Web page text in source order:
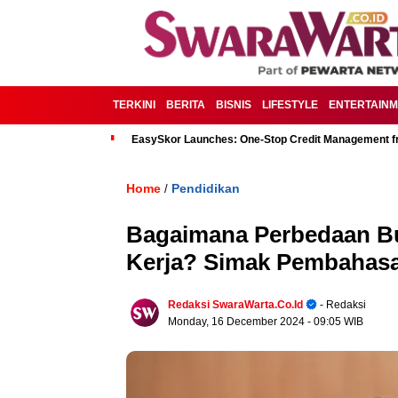
TERKINI BERITA BISNIS LIFESTYLE
EasySkor Launches: One-Stop Credit
Home / Pendidikan
Bagaimana Perbedaan
Kerja? Simak
Redaksi SwaraWarta.co.id
- Redaksi
Monday, 16 December 2024 - 09:05 WIB